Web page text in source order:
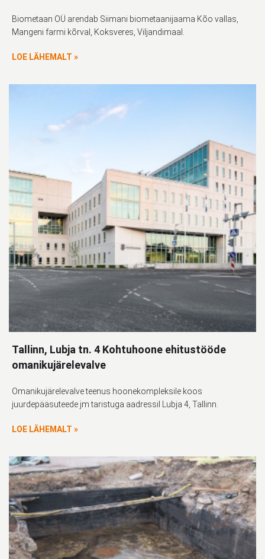
Biometaan OÜ arendab Siimani biometaanijaama Kõo vallas,
Mangeni farmi kõrval, Koksveres, Viljandimaal.
LOE LÄHEMALT »
Tallinn, Lubja tn. 4 Kohtuhoone ehitustööde
omanikujärelevalve
Omanikujärelevalve teenus hoonekompleksile koos
juurdepääsuteede jm taristuga aadressil Lubja 4, Tallinn.
LOE LÄHEMALT »